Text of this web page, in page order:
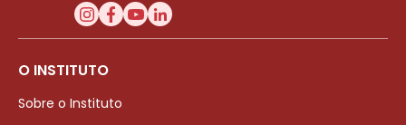
O INSTITUTO
Sobre o Instituto